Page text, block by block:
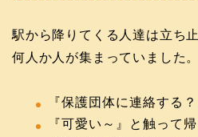
駅から降りてくる人達は立ち
何人か人が集まっていました。
『保護団体に連絡する
『可愛い～』と触って帰